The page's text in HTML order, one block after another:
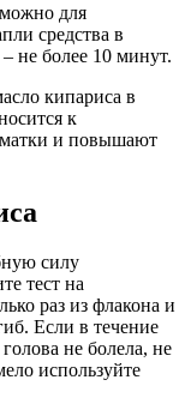
для
средства в
не более 10 минут.
кипариса в
к
матки и повышают
силу
тест на
раз из флакона и
Если в течение
не болела, не
используйте